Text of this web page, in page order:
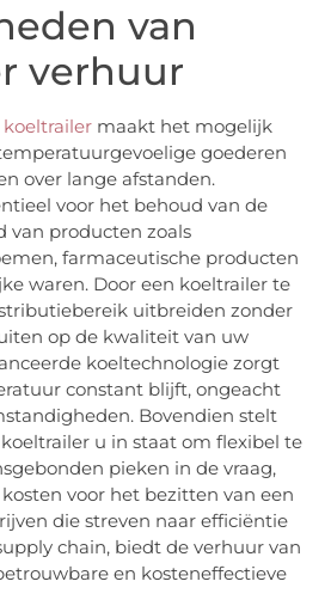
van
verhuur
maakt het mogelijk
goederen
over lange afstanden.
voor het behoud van de
van producten zoals
farmaceutische producten
waren. Door een koeltrailer te
uitbreiden zonder
op de kwaliteit van uw
koeltechnologie zorgt
constant blijft, ongeacht
Bovendien stelt
u in staat om flexibel te
pieken in de vraag,
voor het bezitten van een
die streven naar efficiëntie
chain, biedt de verhuur van
en kosteneffectieve